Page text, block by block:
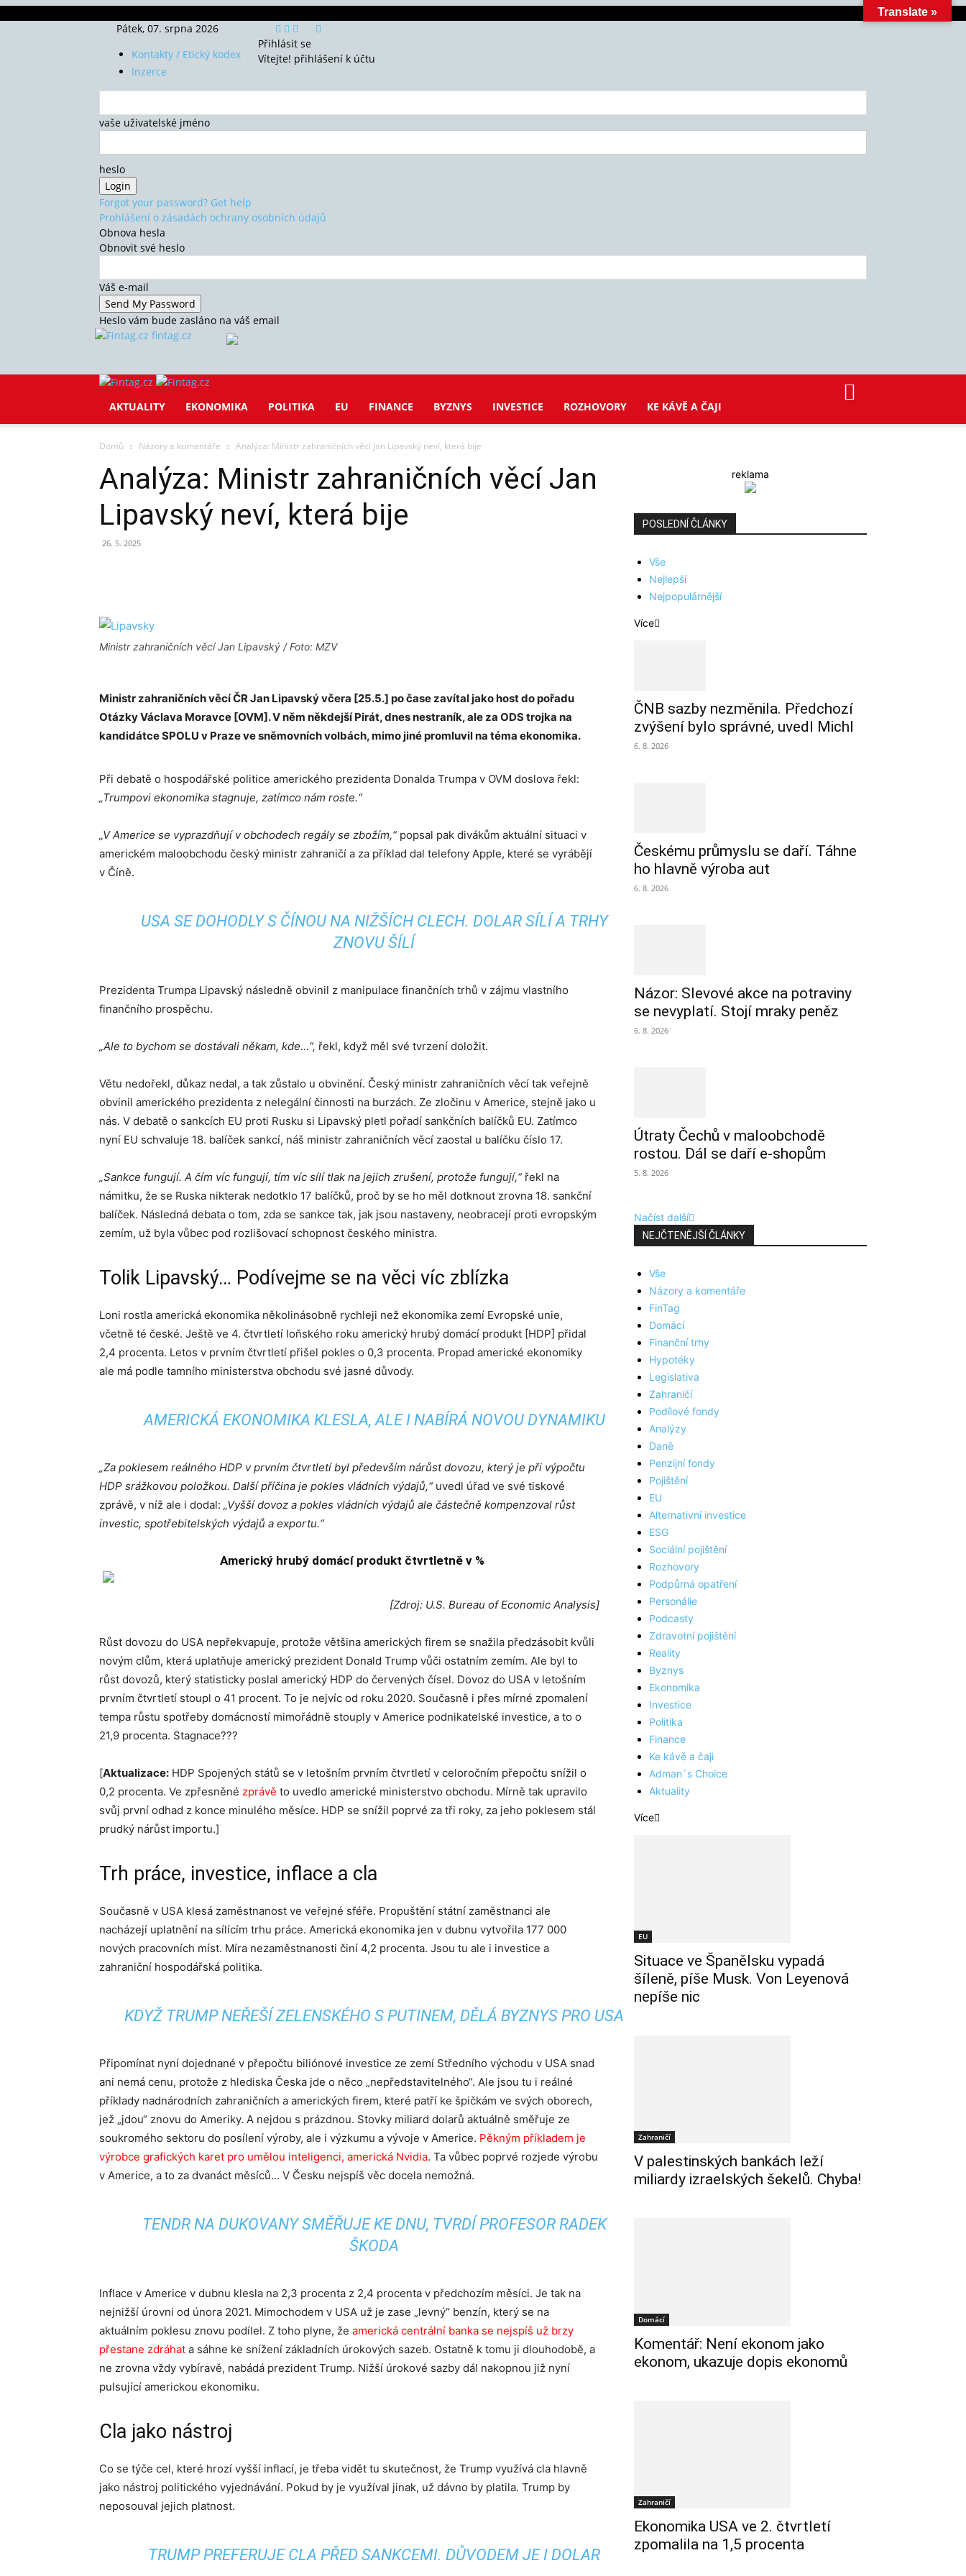
Pátek, 07. srpna 2026
Kontakty / Etický kodex
Inzerce
Přihlásit se
Vítejte! přihlášení k účtu
vaše uživatelské jméno
heslo
Forgot your password? Get help
Prohlášení o zásadách ochrany osobních údajů
Obnova hesla
Obnovit své heslo
Váš e-mail
Heslo vám bude zasláno na váš email
fintag.cz
AKTUALITY EKONOMIKA POLITIKA EU FINANCE BYZNYS INVESTICE ROZHOVORY KE KÁVĚ A ČAJI
Domů Názory a komentáře Analýza: Ministr zahraničních věcí Jan Lipavský neví, která bije
Analýza: Ministr zahraničních věcí Jan
Lipavský neví, která bije
26. 5. 2025
Ministr zahraničních věcí Jan Lipavský / Foto: MZV
Ministr zahraničních věcí ČR Jan Lipavský včera [25.5.] po čase zavítal jako host do pořadu
Otázky Václava Moravce [OVM]. V něm někdejší Pirát, dnes nestraník, ale za ODS trojka na
kandidátce SPOLU v Praze ve sněmovních volbách, mimo jiné promluvil na téma ekonomika.
Při debatě o hospodářské politice amerického prezidenta Donalda Trumpa v OVM doslova řekl:
„Trumpovi ekonomika stagnuje, zatímco nám roste.“
„V Americe se vyprazdňují v obchodech regály se zbožím,“popsal pak divákům aktuální situaci v
americkém maloobchodu český ministr zahraničí a za příklad dal telefony Apple, které se vyrábějí
v Číně.
USA SE DOHODLY S ČÍNOU NA NIŽŠÍCH CLECH. DOLAR SÍLÍ A TRHY
ZNOVU ŠÍLÍ
Prezidenta Trumpa Lipavský následně obvinil z manipulace finančních trhů v zájmu vlastního
finančního prospěchu.
„Ale to bychom se dostávali někam, kde…“, řekl, když měl své tvrzení doložit.
Větu nedořekl, důkaz nedal, a tak zůstalo u obvinění. Český ministr zahraničních věcí tak veřejně
obvinil amerického prezidenta z nelegální činnosti na burzách. Ze zločinu v Americe, stejně jako u
nás. V debatě o sankcích EU proti Rusku si Lipavský pletl pořadí sankčních balíčků EU. Zatímco
nyní EU schvaluje 18. balíček sankcí, náš ministr zahraničních věcí zaostal u balíčku číslo 17.
„Sankce fungují. A čím víc fungují, tím víc sílí tlak na jejich zrušení, protože fungují,“ řekl na
námitku, že se Ruska nikterak nedotklo 17 balíčků, proč by se ho měl dotknout zrovna 18. sankční
balíček. Následná debata o tom, zda se sankce tak, jak jsou nastaveny, neobracejí proti evropským
zemím, už byla vůbec pod rozlišovací schopnost českého ministra.
Tolik Lipavský… Podívejme se na věci víc zblízka
Loni rostla americká ekonomika několinásobně rychleji než ekonomika zemí Evropské unie,
včetně té české. Ještě ve 4. čtvrtletí loňského roku americký hrubý domácí produkt [HDP] přidal
2,4 procenta. Letos v prvním čtvrtletí přišel pokles o 0,3 procenta. Propad americké ekonomiky
ale má podle tamního ministerstva obchodu své jasné důvody.
AMERICKÁ EKONOMIKA KLESLA, ALE I NABÍRÁ NOVOU DYNAMIKU
„Za poklesem reálného HDP v prvním čtvrtletí byl především nárůst dovozu, který je při výpočtu
HDP srážkovou položkou. Další příčina je pokles vládních výdajů,“uvedl úřad ve své tiskové
zprávě, v níž ale i dodal: „Vyšší dovoz a pokles vládních výdajů ale částečně kompenzoval růst
investic, spotřebitelských výdajů a exportu.“
Americký hrubý domácí produkt čtvrtletně v %
[Zdroj: U.S. Bureau of Economic Analysis]
Růst dovozu do USA nepřekvapuje, protože většina amerických firem se snažila předzásobit kvůli
novým clům, která uplatňuje americký prezident Donald Trump vůči ostatním zemím. Ale byl to
růst dovozů, který statisticky poslal americký HDP do červených čísel. Dovoz do USA v letošním
prvním čtvrtletí stoupl o 41 procent. To je nejvíc od roku 2020. Současně i přes mírné zpomalení
tempa růstu spotřeby domácností mimořádně stouply v Americe podnikatelské investice, a to o
21,9 procenta. Stagnace???
[Aktualizace: HDP Spojených států se v letošním prvním čtvrtletí v celoročním přepočtu snížil o
0,2 procenta. Ve zpřesněné zprávě to uvedlo americké ministerstvo obchodu. Mírně tak upravilo
svůj první odhad z konce minulého měsíce. HDP se snížil poprvé za tři roky, za jeho poklesem stál
prudký nárůst importu.]
Trh práce, investice, inflace a cla
Současně v USA klesá zaměstnanost ve veřejné sféře. Propuštění státní zaměstnanci ale
nacházejí uplatnění na sílícím trhu práce. Americká ekonomika jen v dubnu vytvořila 177 000
nových pracovních míst. Míra nezaměstnanosti činí 4,2 procenta. Jsou tu ale i investice a
zahraniční hospodářská politika.
KDYŽ TRUMP NEŘEŠÍ ZELENSKÉHO S PUTINEM, DĚLÁ BYZNYS PRO USA
Připomínat nyní dojednané v přepočtu biliónové investice ze zemí Středního východu v USA snad
ani nemá cenu, protože z hlediska Česka jde o něco „nepředstavitelného“. Ale jsou tu i reálné
příklady nadnárodních zahraničních a amerických firem, které patří ke špičkám ve svých oborech,
jež „jdou“ znovu do Ameriky. A nejdou s prázdnou. Stovky miliard dolarů aktuálně směřuje ze
soukromého sektoru do posílení výroby, ale i výzkumu a vývoje v Americe. Pěkným příkladem je
výrobce grafických karet pro umělou inteligenci, americká Nvidia. Ta vůbec poprvé rozjede výrobu
v Americe, a to za dvanáct měsíců… V Česku nejspíš věc docela nemožná.
TENDR NA DUKOVANY SMĚŘUJE KE DNU, TVRDÍ PROFESOR RADEK
ŠKODA
Inflace v Americe v dubnu klesla na 2,3 procenta z 2,4 procenta v předchozím měsíci. Je tak na
nejnižší úrovni od února 2021. Mimochodem v USA už je zase „levný“ benzín, který se na
aktuálním poklesu znovu podílel. Z toho plyne, že americká centrální banka se nejspíš už brzy
přestane zdráhat a sáhne ke snížení základních úrokových sazeb. Ostatně k tomu ji dlouhodobě, a
ne zrovna vždy vybíravě, nabádá prezident Trump. Nižší úrokové sazby dál nakopnou již nyní
pulsující americkou ekonomiku.
Cla jako nástroj
Co se týče cel, které hrozí vyšší inflací, je třeba vidět tu skutečnost, že Trump využívá cla hlavně
jako nástroj politického vyjednávání. Pokud by je využíval jinak, už dávno by platila. Trump by
neposouval jejich platnost.
TRUMP PREFERUJE CLA PŘED SANKCEMI. DŮVODEM JE I DOLAR
reklama
POSLEDNÍ ČLÁNKY
Vše
Nejlepší
Nejpopulárnější
Více
ČNB sazby nezměnila. Předchozí
zvýšení bylo správné, uvedl Michl
6. 8. 2026
Českému průmyslu se daří. Táhne
ho hlavně výroba aut
6. 8. 2026
Názor: Slevové akce na potraviny
se nevyplatí. Stojí mraky peněz
6. 8. 2026
Útraty Čechů v maloobchodě
rostou. Dál se daří e-shopům
5. 8. 2026
Načíst další
NEJČTENĚJŠÍ ČLÁNKY
Vše
Názory a komentáře
FinTag
Domácí
Finanční trhy
Hypotéky
Legislativa
Zahraničí
Podílové fondy
Analýzy
Daně
Penzijní fondy
Pojištění
EU
Alternativní investice
ESG
Sociální pojištění
Rozhovory
Podpůrná opatření
Personálie
Podcasty
Zdravotní pojištění
Reality
Byznys
Ekonomika
Investice
Politika
Finance
Ke kávě a čaji
Adman´s Choice
Aktuality
Více
EU
Situace ve Španělsku vypadá
šíleně, píše Musk. Von Leyenová
nepíše nic
Zahraničí
V palestinských bankách leží
miliardy izraelských šekelů. Chyba!
Domácí
Komentář: Není ekonom jako
ekonom, ukazuje dopis ekonomů
Zahraničí
Ekonomika USA ve 2. čtvrtletí
zpomalila na 1,5 procenta
Translate »